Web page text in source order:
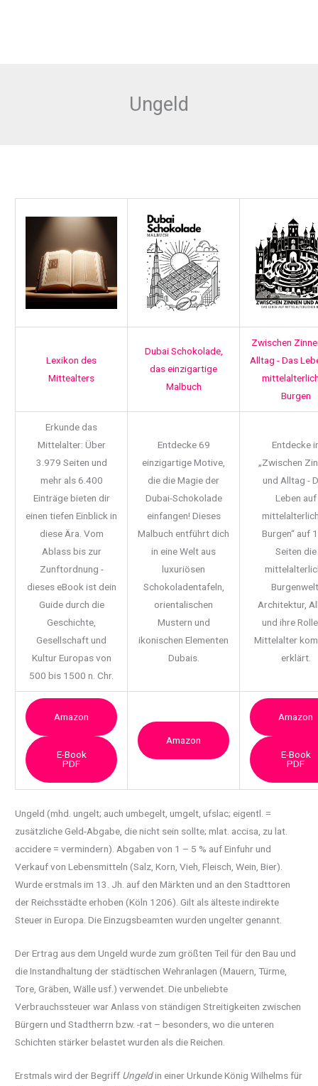
Ungeld
Lexikon des
Mittealters
Dubai Schokolade,
das einzigartige
Malbuch
Zwischen
Alltag - Das
Burgen
Erkunde das
Mittelalter: Über
3.979 Seiten und
mehr als 6.400
Einträge bieten dir
einen tiefen Einblick in
diese Ära. Vom
Ablass bis zur
Zunftordnung -
dieses eBook ist dein
Guide durch die
Geschichte,
Gesellschaft und
Kultur Europas von
500 bis 1500 n. Chr.
Entdecke 69
einzigartige Motive,
die die Magie der
Dubai-Schokolade
einfangen! Dieses
Malbuch entführt dich
in eine Welt aus
luxuriösen
Schokoladentafeln,
orientalischen
Mustern und
ikonischen Elementen
Dubais.
Entdecke
„Zwischen
und Alltag -
Leben auf
Burgen“ auf
Seiten die
Architektur,
und ihre
Mittelalter
erklärt.
Amazon
E-Book
PDF
Amazon
Amazon
E-Book
PDF
Ungeld (mhd. ungelt; auch umbegelt, umgelt, ufslac; eigentl. =
zusätzliche Geld-Abgabe, dienicht sein sollte; mlat. accisa, zu lat.
accidere = vermindern). Abgaben von 1 – 5 % auf Einfuhr und
Verkauf von Lebensmitteln (Salz, Korn, Vieh, Fleisch, Wein, Bier).
Wurde erstmals im 13. Jh. auf den Märkten und an den Stadttoren
der Reichsstädte erhoben (Köln 1206). Gilt als älteste indirekte
Steuer in Europa. Die Einzugsbeamten wurden ungelter genannt.
Der Ertrag aus dem Ungeld wurde zum größten Teil für den Bau und
die Instandhaltung der städtischen Wehranlagen (Mauern, Türme,
Tore, Gräben, Wälle usf.) verwendet. Die unbeliebte
Verbrauchssteuer war Anlass von ständigen Streitigkeiten zwischen
Bürgern und Stadtherrn bzw. -rat – besonders, wo die unteren
Schichten stärker belastet wurden als die Reichen.
Erstmals wird der Begriff Ungeldin einer Urkunde König Wilhelms für